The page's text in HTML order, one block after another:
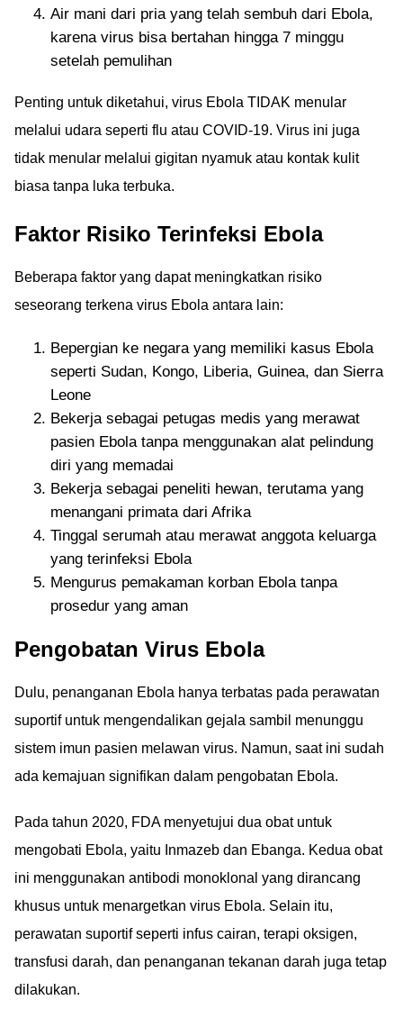
Air mani dari pria yang telah sembuh dari Ebola,
karena virus bisa bertahan hingga 7 minggu
setelah pemulihan
Penting untuk diketahui, virus Ebola TIDAK menular
melalui udara seperti flu atau COVID-19. Virus ini juga
tidak menular melalui gigitan nyamuk atau kontak kulit
biasa tanpa luka terbuka.
Faktor Risiko Terinfeksi Ebola
Beberapa faktor yang dapat meningkatkan risiko
seseorang terkena virus Ebola antara lain:
Bepergian ke negara yang memiliki kasus Ebola
seperti Sudan, Kongo, Liberia, Guinea, dan Sierra
Leone
Bekerja sebagai petugas medis yang merawat
pasien Ebola tanpa menggunakan alat pelindung
diri yang memadai
Bekerja sebagai peneliti hewan, terutama yang
menangani primata dari Afrika
Tinggal serumah atau merawat anggota keluarga
yang terinfeksi Ebola
Mengurus pemakaman korban Ebola tanpa
prosedur yang aman
Pengobatan Virus Ebola
Dulu, penanganan Ebola hanya terbatas pada perawatan
suportif untuk mengendalikan gejala sambil menunggu
sistem imun pasien melawan virus. Namun, saat ini sudah
ada kemajuan signifikan dalam pengobatan Ebola.
Pada tahun 2020, FDA menyetujui dua obat untuk
mengobati Ebola, yaitu Inmazeb dan Ebanga. Kedua obat
ini menggunakan antibodi monoklonal yang dirancang
khusus untuk menargetkan virus Ebola. Selain itu,
perawatan suportif seperti infus cairan, terapi oksigen,
transfusi darah, dan penanganan tekanan darah juga tetap
dilakukan.